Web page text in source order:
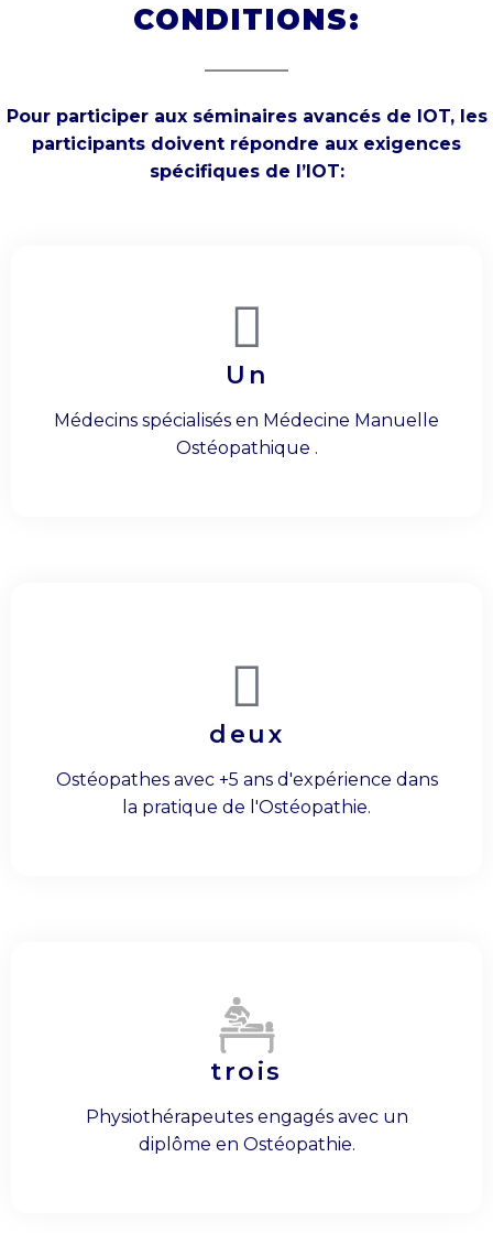
CONDITIONS:
Pour participer aux séminaires avancés de IOT, les
participants doivent répondre aux exigences
spécifiques de l’IOT:
Un
Médecins spécialisés en Médecine Manuelle
Ostéopathique .
deux
Ostéopathes avec +5 ans d'expérience dans
la pratique de l'Ostéopathie.
trois
Physiothérapeutes engagés avec un
diplôme en Ostéopathie.